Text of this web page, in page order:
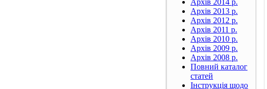
Архів 2014 р.
Архів 2013 р.
Архів 2012 р.
Архів 2011 р.
Архів 2010 р.
Архів 2009 р.
Архів 2008 р.
Повний каталог
статей
Інструкція щодо